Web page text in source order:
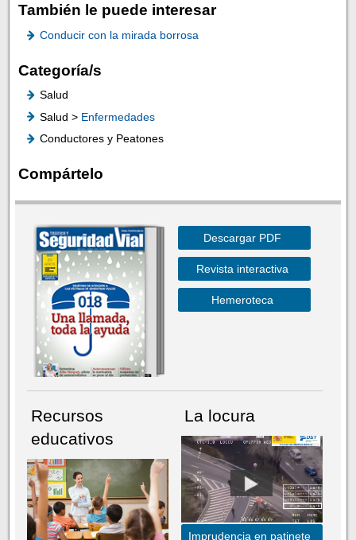
También le puede interesar
Conducir con la mirada borrosa
Categoría/s
Salud
Salud > Enfermedades
Conductores y Peatones
Compártelo
Descargar PDF
Revista interactiva
Hemeroteca
Recursos
educativos
La locura
Imprudencia en patinete